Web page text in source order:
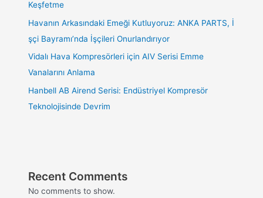
Keşfetme
Havanın Arkasındaki Emeği Kutluyoruz: ANKA PARTS, İ
şçi Bayramı’nda İşçileri Onurlandırıyor
Vidalı Hava Kompresörleri için AIV Serisi Emme
Vanalarını Anlama
Hanbell AB Airend Serisi: Endüstriyel Kompresör
Teknolojisinde Devrim
Recent Comments
No comments to show.